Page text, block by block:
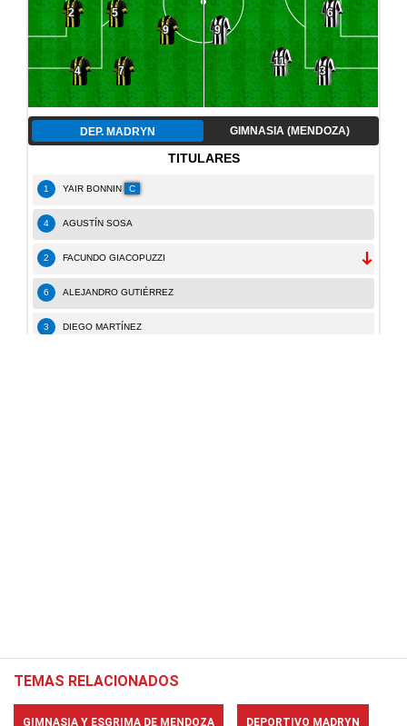
TEMAS RELACIONADOS
GIMNASIA Y ESGRIMA DE MENDOZA DEPORTIVO MADRYN